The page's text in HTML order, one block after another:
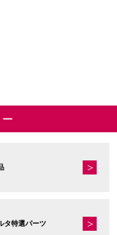
タ特選パーツ